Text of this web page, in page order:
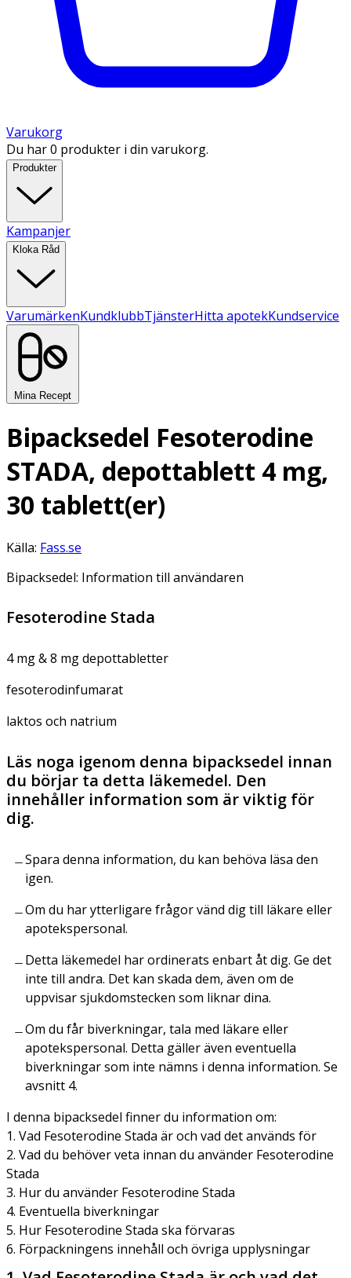
Varukorg
Du har 0 produkter i din varukorg.
Produkter
Kampanjer
Kloka Råd
VarumärkenKundklubbTjänsterHitta apotekKundservice
Mina Recept
Bipacksedel Fesoterodine
STADA, depottablett 4 mg,
30 tablett(er)
Källa: Fass.se
Bipacksedel: Information till användaren
Fesoterodine Stada
4 mg & 8 mg depottabletter
fesoterodinfumarat
laktos och natrium
Läs noga igenom denna bipacksedel innan
du börjar ta detta läkemedel. Den
innehåller information som är viktig för
dig.
Spara denna information, du kan behöva läsa den
igen.
Om du har ytterligare frågor vänd dig till läkare eller
apotekspersonal.
Detta läkemedel har ordinerats enbart åt dig. Ge det
inte till andra. Det kan skada dem, även om de
uppvisar sjukdomstecken som liknar dina.
Om du får biverkningar, tala med läkare eller
apotekspersonal. Detta gäller även eventuella
biverkningar som inte nämns i denna information. Se
avsnitt 4.
I denna bipacksedel finner du information om:
1. Vad Fesoterodine Stada är och vad det används för
2. Vad du behöver veta innan du använder Fesoterodine
Stada
3. Hur du använder Fesoterodine Stada
4. Eventuella biverkningar
5. Hur Fesoterodine Stada ska förvaras
6. Förpackningens innehåll och övriga upplysningar